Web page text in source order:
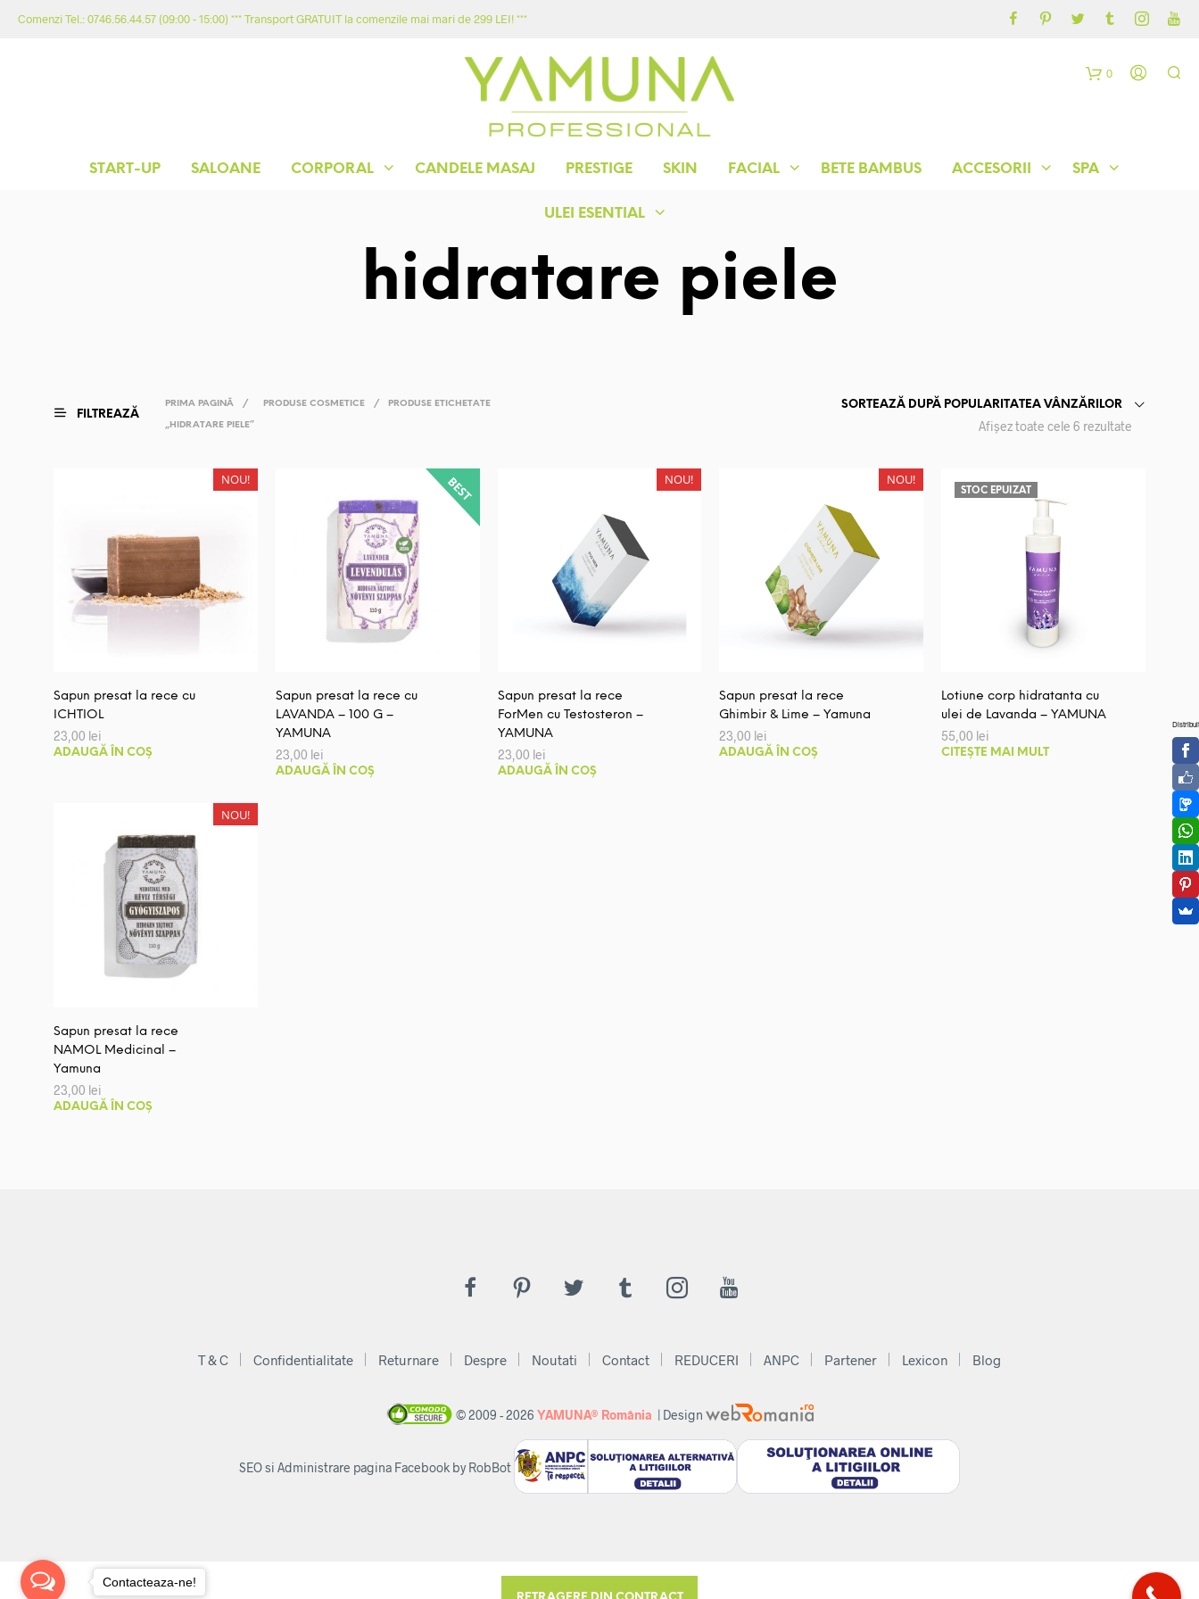
Comenzi Tel.: 0746.56.44.57 (09:00 - 15:00) *** Transport GRATUIT la comenzile mai mari de 299 LEI! ***
ACASA MAGAZIN YAMUNA
START-UP SALOANE CORPORAL CANDELE MASAJ PRESTIGE SKIN FACIAL BETE BAMBUS ACCESORII SPA
ULEI ESENTIAL
0
hidratare piele
FILTREAZĂ
PRIMA PAGINĂ / PRODUSE COSMETICE / PRODUSE ETICHETATE
„HIDRATARE PIELE”
SORTEAZĂ DUPĂ POPULARITATEA VÂNZĂRILOR
Afișez toate cele 6 rezultate
NOU!
Sapun presat la rece cu
ICHTIOL
23,00 lei
ADAUGĂ ÎN COȘ
Sapun presat la rece cu
LAVANDA – 100 G –
YAMUNA
23,00 lei
ADAUGĂ ÎN COȘ
NOU!
Sapun presat la rece
ForMen cu Testosteron –
YAMUNA
23,00 lei
ADAUGĂ ÎN COȘ
NOU!
Sapun presat la rece
Ghimbir & Lime – Yamuna
23,00 lei
ADAUGĂ ÎN COȘ
STOC EPUIZAT
Lotiune corp hidratanta cu
ulei de Lavanda – YAMUNA
55,00 lei
CITEȘTE MAI MULT
NOU!
Sapun presat la rece
NAMOL Medicinal –
Yamuna
23,00 lei
ADAUGĂ ÎN COȘ
T & C Confidentialitate Returnare Despre Noutati Contact REDUCERI ANPC Partener Lexicon Blog
© 2009 - 2026 YAMUNA® România | Design
SEO si Administrare pagina Facebook by RobBot
Contacteaza-ne!
Distribuit